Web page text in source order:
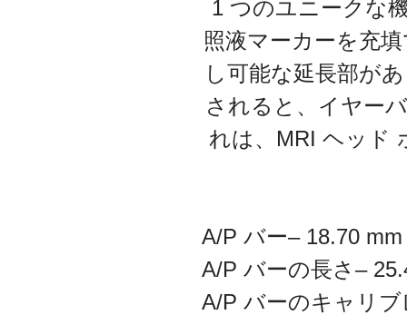
1 つのユニークな
照液マーカーを充
し可能な延長部が
されると、イヤー
れは、MRI ヘッド
A/P バー– 18.70
A/P バーの長さ–
A/P バーのキャリ